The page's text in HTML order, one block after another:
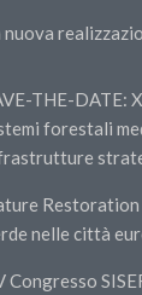
nuova
THE-DATE:
forestali
nelle città
Congresso